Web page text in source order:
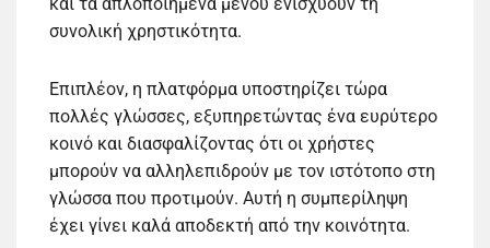
συνολική χρηστικότητα.
Επιπλέον, η πλατφόρμα υποστηρίζει τώρα
πολλές γλώσσες, εξυπηρετώντας ένα ευρύτερο
κοινό και διασφαλίζοντας ότι οι χρήστες
μπορούν να αλληλεπιδρούν με τον ιστότοπο στη
γλώσσα που προτιμούν. Αυτή η συμπερίληψη
έχει γίνει καλά αποδεκτή από την κοινότητα.